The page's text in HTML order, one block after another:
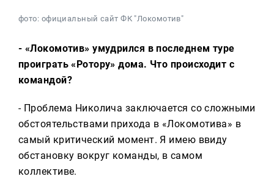
фото: официальный сайт ФК "Локомотив"
- «Локомотив» умудрился в последнем туре
проиграть «Ротору» дома. Что происходит с
командой?
- Проблема Николича заключается со сложными
обстоятельствами прихода в «Локомотива» в
самый критический момент. Я имею ввиду
обстановку вокруг команды, в самом
коллективе.